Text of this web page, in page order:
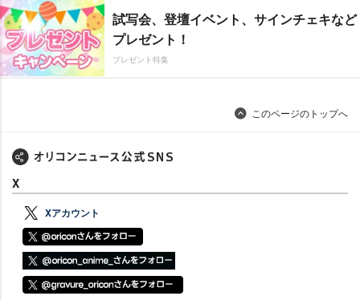
試写会、登壇イベント、サインチェキなど
プレゼント！
プレゼント特集
このページのトップへ
X
Xアカウント